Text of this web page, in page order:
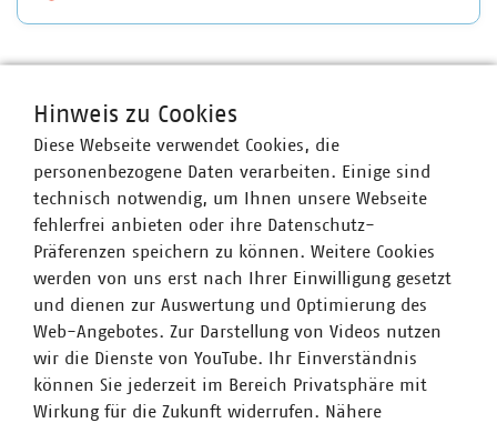
Ansprechpartner
Hinweis zu Cookies
Diese Webseite verwendet Cookies, die
personenbezogene Daten verarbeiten. Einige sind
technisch notwendig, um Ihnen unsere Webseite
fehlerfrei anbieten oder ihre Datenschutz-
Präferenzen speichern zu können. Weitere Cookies
werden von uns erst nach Ihrer Einwilligung gesetzt
und dienen zur Auswertung und Optimierung des
Web-Angebotes. Zur Darstellung von Videos nutzen
wir die Dienste von YouTube. Ihr Einverständnis
können Sie jederzeit im Bereich Privatsphäre mit
Wirkung für die Zukunft widerrufen. Nähere